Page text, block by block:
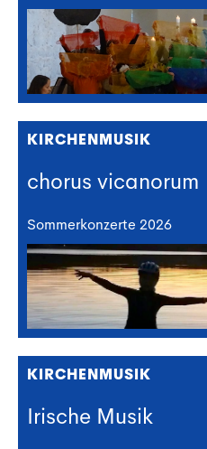
KIRCHENMUSIK
chorus vicanorum
Sommerkonzerte 2026
KIRCHENMUSIK
Irische Musik